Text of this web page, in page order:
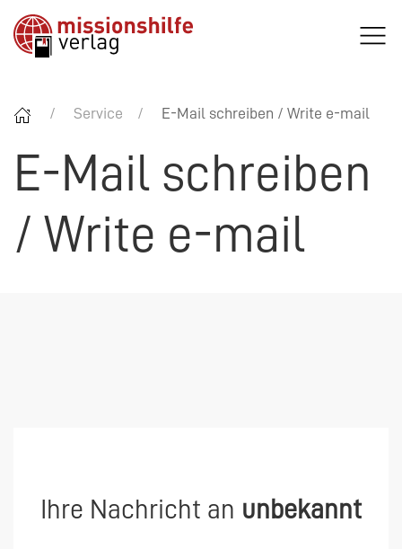
Service E-Mail schreiben / Write e-mail
E-Mail schreiben
/ Write e-mail
Ihre Nachricht an unbekannt